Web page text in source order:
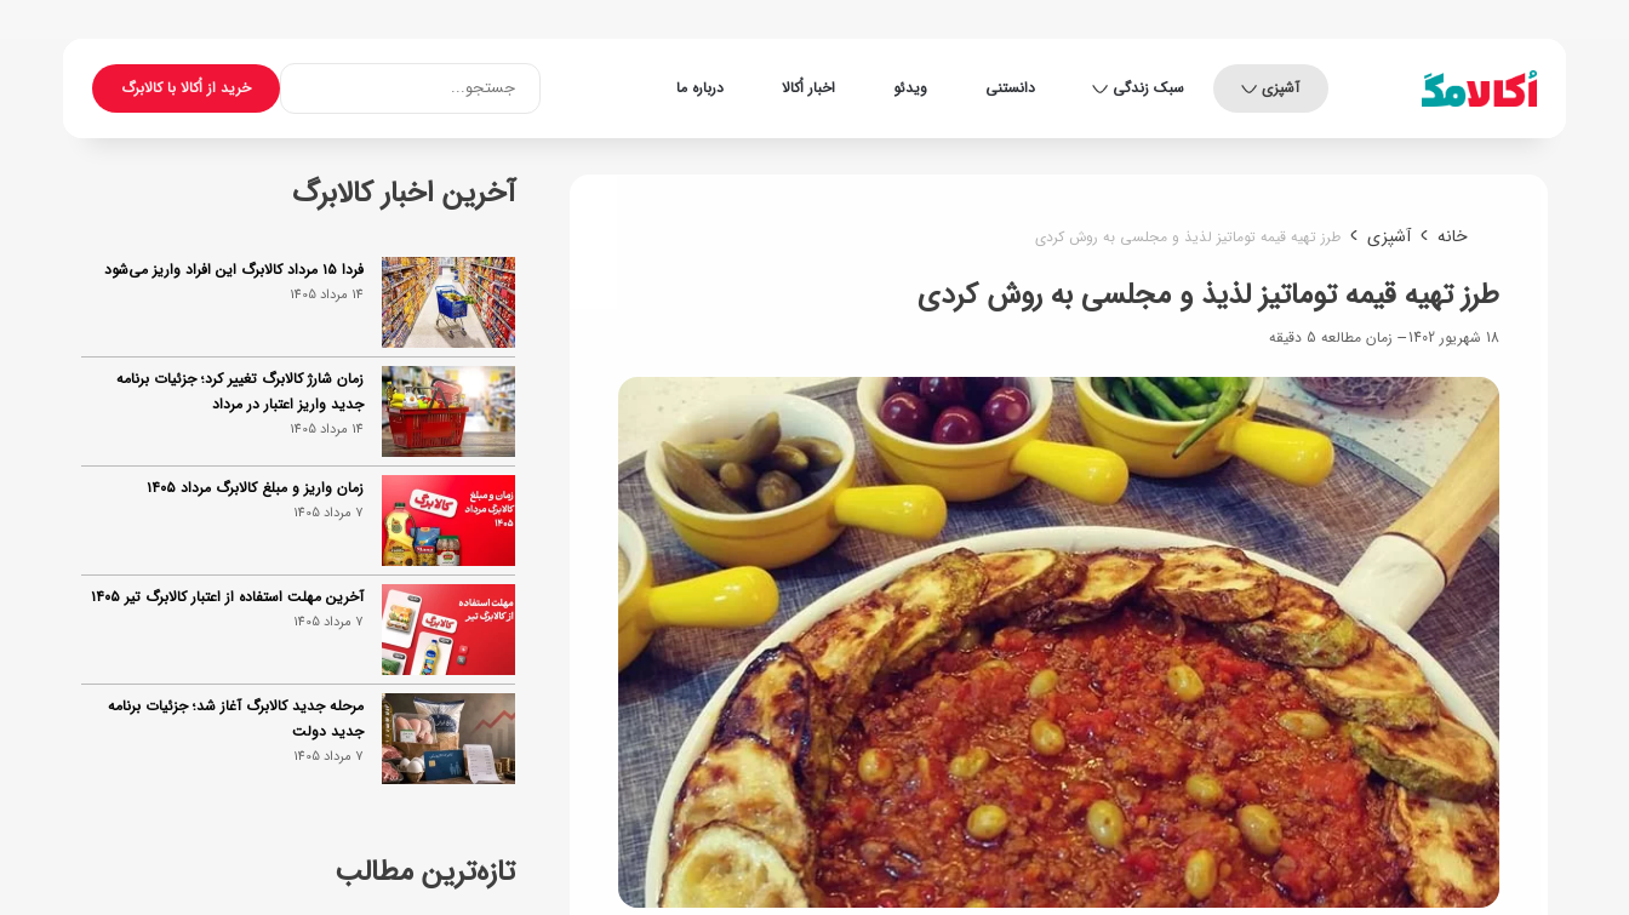
آشپزی سبک زندگی دانستنی ویدئو اخبار اُکالا درباره ما خرید از اُکالا با کالابرگجستجو...
خانه آشپزی طرز تهیه قیمه توماتیز لذیذ و مجلسی به روش کردی
طرز تهیه قیمه توماتیز لذیذ و مجلسی به روش کردی
18 شهریور 1402 زمان مطالعه 5 دقیقه
آخرین اخبار کالابرگ
فردا ۱۵ مرداد کالابرگ این افراد واریز می‌شود
14 مرداد 1405
زمان شارژ کالابرگ تغییر کرد؛ جزئیات برنامه
جدید واریز اعتبار در مرداد
14 مرداد 1405
زمان واریز و مبلغ کالابرگ مرداد ۱۴۰۵
7 مرداد 1405
آخرین مهلت استفاده از اعتبار کالابرگ تیر ۱۴۰۵
7 مرداد 1405
مرحله جدید کالابرگ آغاز شد؛ جزئیات برنامه
جدید دولت
7 مرداد 1405
تازه‌ترین مطالب